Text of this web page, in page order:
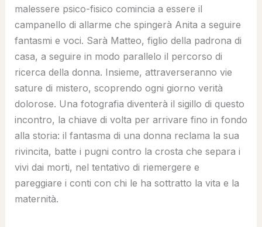
malessere psico-fisico comincia a essere il
campanello di allarme che spingerà Anita a seguire
fantasmi e voci. Sarà Matteo, figlio della padrona di
casa, a seguire in modo parallelo il percorso di
ricerca della donna. Insieme, attraverseranno vie
sature di mistero, scoprendo ogni giorno verità
dolorose. Una fotografia diventerà il sigillo di questo
incontro, la chiave di volta per arrivare fino in fondo
alla storia: il fantasma di una donna reclama la sua
rivincita, batte i pugni contro la crosta che separa i
vivi dai morti, nel tentativo di riemergere e
pareggiare i conti con chi le ha sottratto la vita e la
maternità.